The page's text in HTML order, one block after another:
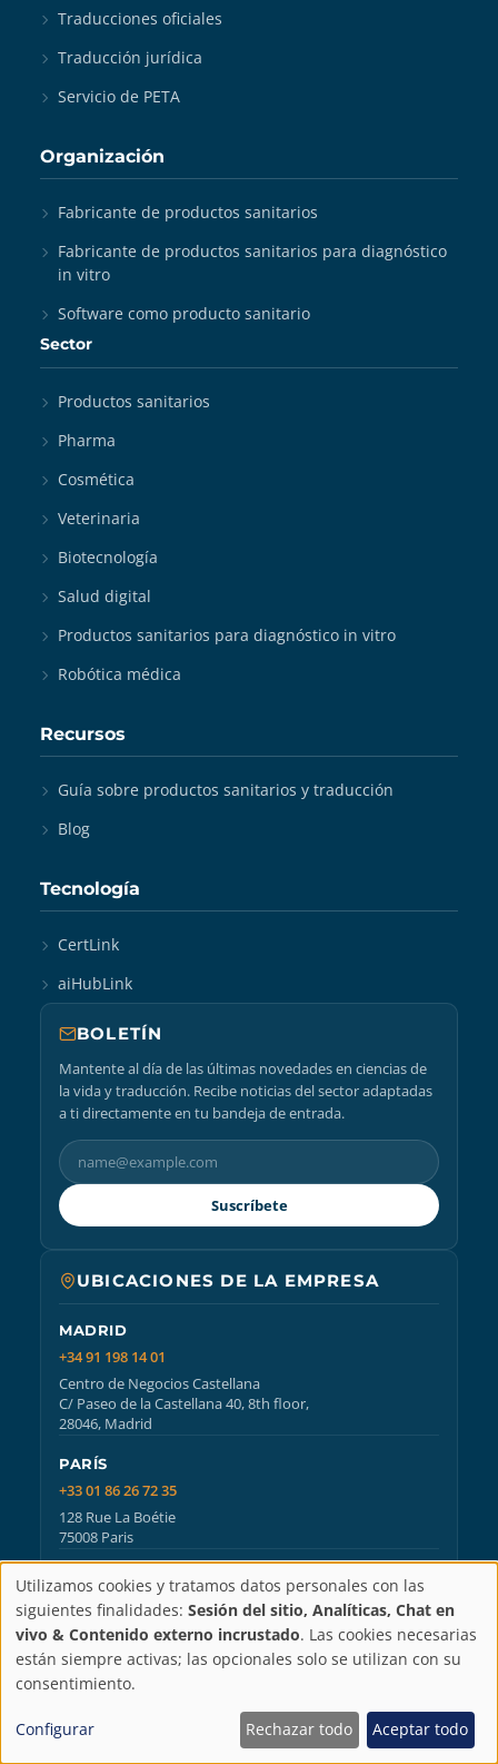
Traducciones oficiales
Traducción jurídica
Servicio de PETA
Organización
Fabricante de productos sanitarios
Fabricante de productos sanitarios para diagnóstico
in vitro
Software como producto sanitario
Sector
Productos sanitarios
Pharma
Cosmética
Veterinaria
Biotecnología
Salud digital
Productos sanitarios para diagnóstico in vitro
Robótica médica
Recursos
Guía sobre productos sanitarios y traducción
Blog
Tecnología
CertLink
aiHubLink
BOLETÍN
Mantente al día de las últimas novedades en ciencias de
la vida y traducción. Recibe noticias del sector adaptadas
a ti directamente en tu bandeja de entrada.
Suscríbete
UBICACIONES DE LA EMPRESA
MADRID
+34 91 198 14 01
Centro de Negocios Castellana
C/ Paseo de la Castellana 40, 8th floor,
28046, Madrid
PARÍS
+33 01 86 26 72 35
128 Rue La Boétie
75008 Paris
GRANADA
+34 958 25 18 60
Centro ATENEA
C/ Periodista Fernando Gómez de la Cruz 17, 1-2,
18014, Granada
Configuración
de
privacidad
Utilizamos cookies y tratamos datos personales con las
siguientes finalidades: Sesión del sitio, Analíticas, Chat en
vivo & Contenido externo incrustado. Las cookies necesarias
están siempre activas; las opcionales solo se utilizan con su
consentimiento.
Configurar Rechazar todo Aceptar todo